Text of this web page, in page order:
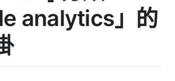
analytics」的